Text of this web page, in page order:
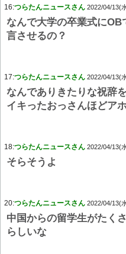
16:つらたんニュースさん 2022/04/13(
なんで大学の卒業式に
言させるの？
17:つらたんニュースさん 2022/04/13(
なんでありきたりな祝辞
イキったおっさんほどア
18:つらたんニュースさん 2022/04/13(
そらそうよ
20:つらたんニュースさん 2022/04/13(
中国からの留学生がたく
らしいな